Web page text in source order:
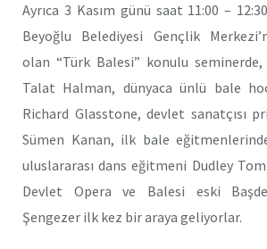
Ayrıca 3 Kasım günü saat 11:00 –
Beyoğlu Belediyesi Gençlik
olan “Türk Balesi” konulu
Talat Halman, dünyaca ünlü bale
Richard Glasstone, devlet sanatçısı
Sümen Kanan, ilk bale
uluslararası dans eğitmeni Dudley
Devlet Opera ve Balesi eski
Şengezer ilk kez bir araya geliyorlar.